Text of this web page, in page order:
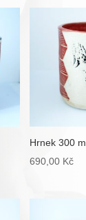
Hrnek 300
690,00 Kč